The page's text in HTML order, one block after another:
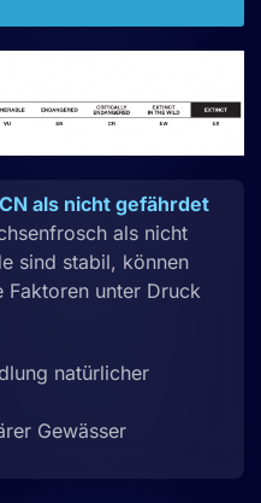
als nicht gefährdet
als nicht
sind stabil, können
unter Druck
natürlicher
Gewässer